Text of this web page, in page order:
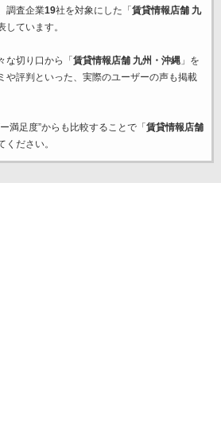
調査企業19社を対象にした「 賃貸情報店舗 九
しています。
な切り口から「 賃貸情報店舗 九州・沖縄」を
や評判といった、実際のユーザーの声も掲載
満足度”からも比較することで「 賃貸情報店舗
ください。